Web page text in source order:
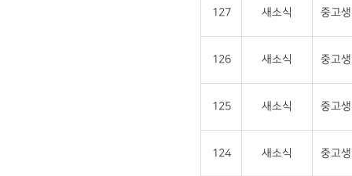
127 새소식 중고
126 새소식 중고
125 새소식 중고
124 새소식 중고